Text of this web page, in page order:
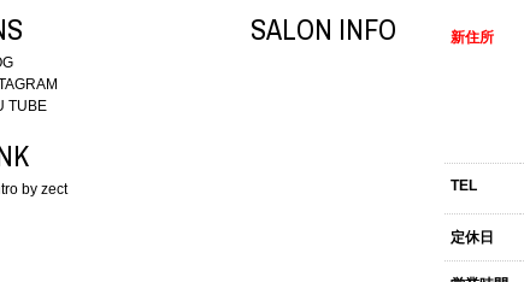
TUBE
by zect
SALON INFO 新住所
TEL
定休日